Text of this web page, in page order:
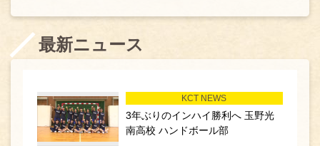
最新ニュース
KCT NEWS
3年ぶりのインハイ勝利へ 玉野光
南高校 ハンドボール部